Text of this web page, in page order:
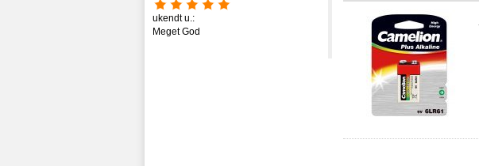
ukendt u.:
Meget God